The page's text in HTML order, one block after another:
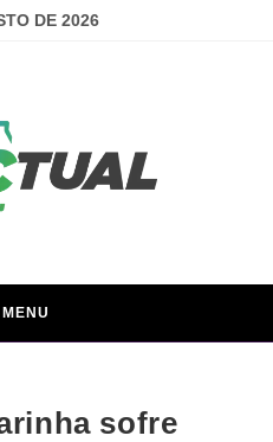
DE 2026
MENU
sofre